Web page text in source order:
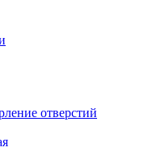
отверстий